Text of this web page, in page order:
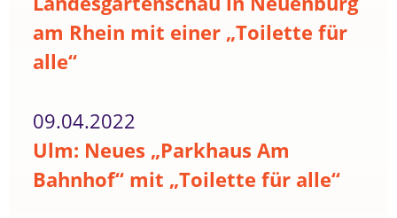
am Rhein mit einer „Toilette für
alle“
09.04.2022
Ulm: Neues „Parkhaus Am
Bahnhof“ mit „Toilette für alle“